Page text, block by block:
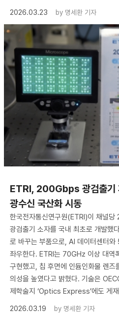
2026.03.23
by 명세환 기자
ETRI, 200Gbps 광검출기
광수신 국산화 시동
한국전자통신연구원(ETRI)이 채널
광검출기 소자를 국내 최초로 개발했
로 바꾸는 부품으로, AI 데이터센터
좌우한다. ETRI는 70GHz 이상 대
구현했고, 칩 후면에 인듐인화물 렌즈
의성을 높였다고 밝혔다. 기술은
제학술지 ‘Optics Express’에도 게
2026.03.19
by 명세환 기자